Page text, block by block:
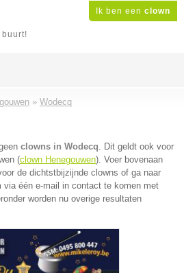
Ik ben een clown
» Wodecq
clowns in Wodecq. Dit geldt ook voor
(clown Henegouwen). Voer bovenaan
de dichtstbijzijnde clowns of ga naar
via één e-mail in contact te komen met
worden nu overige resultaten